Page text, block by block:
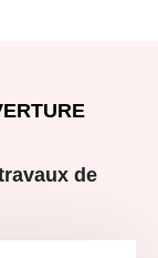
de